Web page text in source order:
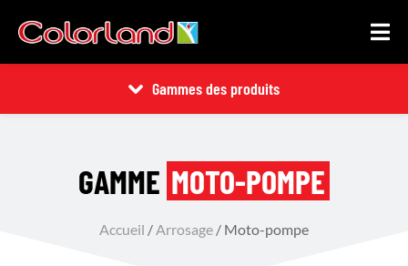
Gammes des produits
GAMME MOTO-POMPE
Accueil /Arrosage / Moto-pompe